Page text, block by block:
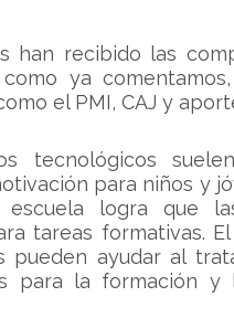
han recibido las
ya
el PMI, CAJ y
tecnológicos
para niños y
logra que
tareas formativas.
pueden ayudar al
para la formación y